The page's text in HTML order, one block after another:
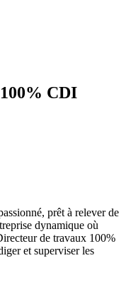
CDI
prêt à relever de
dynamique où
de travaux 100%
et superviser les